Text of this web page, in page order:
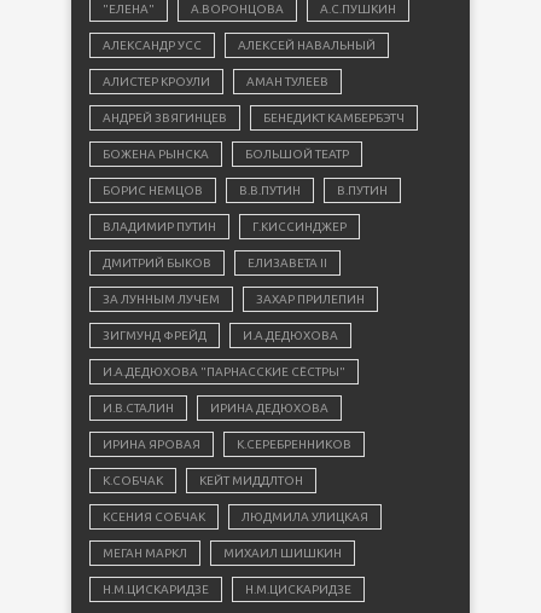
"ЕЛЕНА" А.ВОРОНЦОВА А.С.ПУШКИН
АЛЕКСАНДР УСС АЛЕКСЕЙ НАВАЛЬНЫЙ
АЛИСТЕР КРОУЛИ АМАН ТУЛЕЕВ
АНДРЕЙ ЗВЯГИНЦЕВ БЕНЕДИКТ КАМБЕРБЭТЧ
БОЖЕНА РЫНСКА БОЛЬШОЙ ТЕАТР
БОРИС НЕМЦОВ В.В.ПУТИН В.ПУТИН
ВЛАДИМИР ПУТИН Г.КИССИНДЖЕР
ДМИТРИЙ БЫКОВ ЕЛИЗАВЕТА II
ЗА ЛУННЫМ ЛУЧЕМ ЗАХАР ПРИЛЕПИН
ЗИГМУНД ФРЕЙД И.А.ДЕДЮХОВА
И.А.ДЕДЮХОВА "ПАРНАССКИЕ СЁСТРЫ"
И.В.СТАЛИН ИРИНА ДЕДЮХОВА
ИРИНА ЯРОВАЯ К.СЕРЕБРЕННИКОВ
К.СОБЧАК КЕЙТ МИДДЛТОН
КСЕНИЯ СОБЧАК ЛЮДМИЛА УЛИЦКАЯ
МЕГАН МАРКЛ МИХАИЛ ШИШКИН
Н.М.ЦИСКАРИДЗЕ Н.М.ЦИСКАРИДЗЕ